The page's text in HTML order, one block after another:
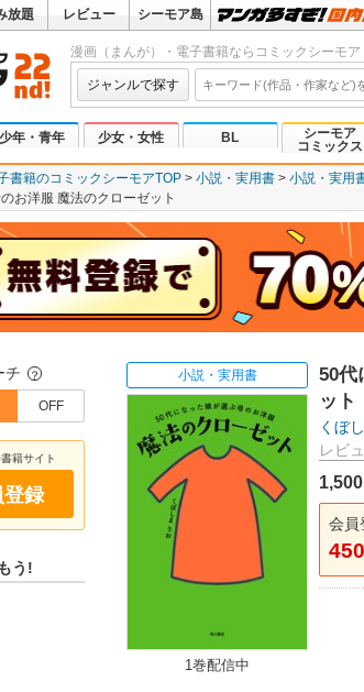
放題 レビュー シーモア島
漫画（まんが）・電子書籍ならコミックシーモア
ジャンルで探す
少年・青年 少女・女性 BL
シーモア
コミックス
書籍のコミックシーモアTOP 小説・実用書 小説・実用
お洋服 魔法のクローゼット
チ ？
OFF
籍サイト
登録
う!
小説・実用書
1巻配信中
50代
ット
くぼ
レビ
会員